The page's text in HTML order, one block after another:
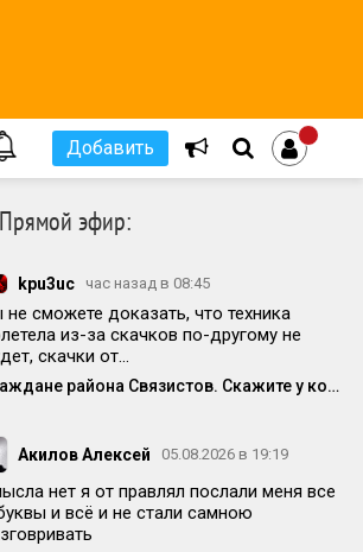
Добавить
Прямой эфир:
kpu3uc час назад в 08:45
не сможете доказать, что техника
из-за скачков по-другому не
скачки от...
Граждане района Связистов. Скажите у кого ещё полетела техника от частых вкл/выкл электричества
Акилов Алексей 05.08.2026 в 19:19
нет я от правлял послали меня все
и всё и не стали самною